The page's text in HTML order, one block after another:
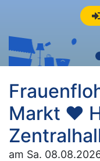
Markt ❤
am Sa.